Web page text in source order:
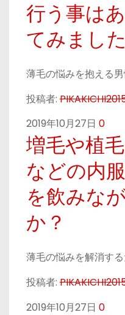
行う事は
てみました
薄毛の悩みを抱える
投稿者:
2019年10月27日 0
増毛や植
などの内
を飲みな
か？
薄毛の悩みを解消す
投稿者:
2019年10月27日 0